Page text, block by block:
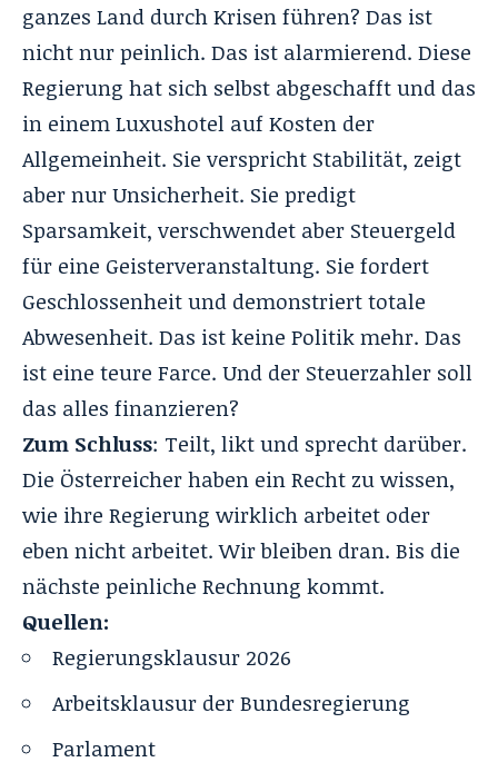
ganzes Land durch Krisen führen? Das ist
nicht nur peinlich. Das ist alarmierend. Diese
Regierung hat sich selbst abgeschafft und das
in einem Luxushotel auf Kosten der
Allgemeinheit. Sie verspricht Stabilität, zeigt
aber nur Unsicherheit. Sie predigt
Sparsamkeit, verschwendet aber Steuergeld
für eine Geisterveranstaltung. Sie fordert
Geschlossenheit und demonstriert totale
Abwesenheit. Das ist keine Politik mehr. Das
ist eine teure Farce. Und der Steuerzahler soll
das alles finanzieren?
Zum Schluss: Teilt, likt und sprecht darüber.
Die Österreicher haben ein Recht zu wissen,
wie ihre Regierung wirklich arbeitet oder
eben nicht arbeitet. Wir bleiben dran. Bis die
nächste peinliche Rechnung kommt.
Quellen:
Regierungsklausur 2026
Arbeitsklausur der Bundesregierung
Parlament